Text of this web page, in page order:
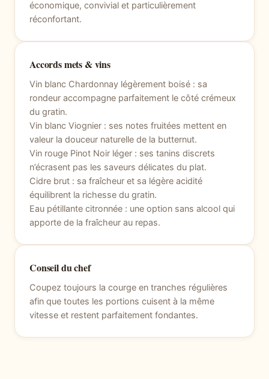
économique, convivial et particulièrement
réconfortant.
Accords mets & vins
Vin blanc Chardonnay légèrement boisé : sa
rondeur accompagne parfaitement le côté crémeux
du gratin.
Vin blanc Viognier : ses notes fruitées mettent en
valeur la douceur naturelle de la butternut.
Vin rouge Pinot Noir léger : ses tanins discrets
n’écrasent pas les saveurs délicates du plat.
Cidre brut : sa fraîcheur et sa légère acidité
équilibrent la richesse du gratin.
Eau pétillante citronnée : une option sans alcool qui
apporte de la fraîcheur au repas.
Conseil du chef
Coupez toujours la courge en tranches régulières
afin que toutes les portions cuisent à la même
vitesse et restent parfaitement fondantes.